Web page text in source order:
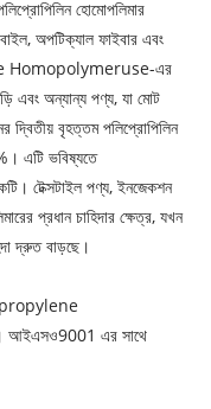
হোমোপলিমার
অপটিক্যাল ফাইবার এবং
Homopolymeruse-এর
এবং অন্যান্য পণ্য, যা মোট
দ্বিতীয় বৃহত্তম পলিপ্রোপিলিন
এটি ভবিষ্যতে
টেক্সটাইল পণ্য, ইনজেকশন
প্রধান চাহিদার ক্ষেত্র, যখন
দ্রুত বাড়ছে।
আইএসও9001 এর সাথে